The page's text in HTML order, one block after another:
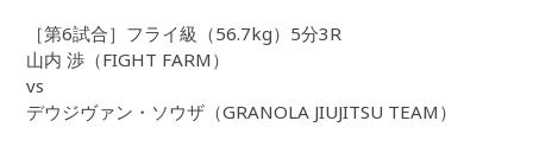
［第6試合］フライ級（56.7kg）5分3R
山内 渉（FIGHT FARM）
vs
デウジヴァン・ソウザ（GRANOLA JIUJITSU TEAM）